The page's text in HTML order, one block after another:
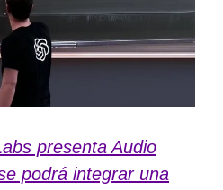
presenta Audio
podrá integrar una